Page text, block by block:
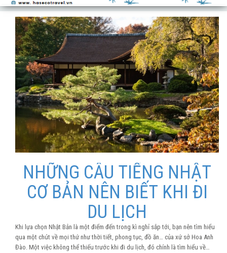
NHỮNG CÂU TIẾNG NHẬT
CƠ BẢN NÊN BIẾT KHI ĐI
DU LỊCH
Khi lựa chọn Nhật Bản là một điểm đến trong kì nghỉ sắp tới, bạn nên tìm hiểu
qua một chút về mọi thứ như thời tiết, phong tục, đồ ăn… của xứ sở Hoa Anh
Đào. Một việc không thể thiếu trước khi đi du lịch, đó chính là tìm hiểu về